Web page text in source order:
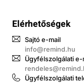
Elérhetőségek
Sajtó e-mail
info@remind.hu
Ügyfélszolgálati e-
Ügyfélszolgálati